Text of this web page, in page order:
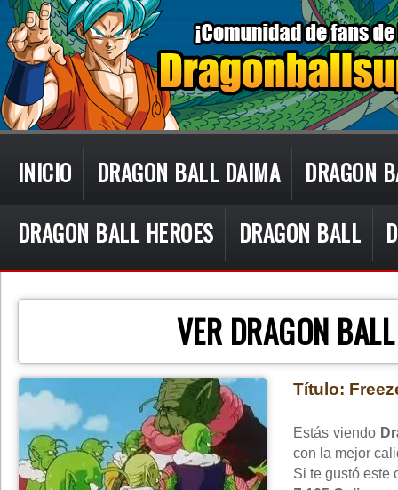
INICIO DRAGON BALL DAIMA
DRAGON
DRAGON BALL HEROES
DRAGON BALL
CON
VER DRAGON
Título:
Estás viendo
con la mejor
Si te gustó este